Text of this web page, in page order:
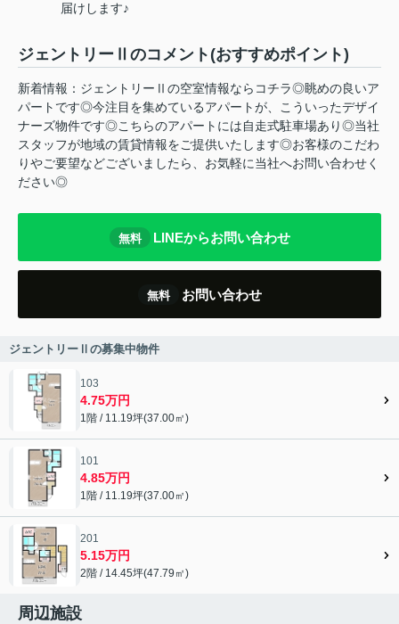
届けします♪
ジェントリーⅡのコメント(おすすめポイント)
新着情報：ジェントリーⅡの空室情報ならコチラ◎眺めの良いア
パートです◎今注目を集めているアパートが、こういったデザイ
ナーズ物件です◎こちらのアパートには自走式駐車場あり◎当社
スタッフが地域の賃貸情報をご提供いたします◎お客様のこだわ
りやご要望などございましたら、お気軽に当社へお問い合わせく
ださい◎
無料 LINEからお問い合わせ
無料 お問い合わせ
ジェントリーⅡの募集中物件
103
4.75万円
1階 / 11.19坪(37.00㎡)
101
4.85万円
1階 / 11.19坪(37.00㎡)
201
5.15万円
2階 / 14.45坪(47.79㎡)
周辺施設